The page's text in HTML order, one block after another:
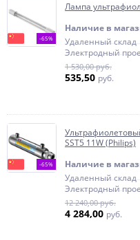
-65%
Лампа
Наличие в
Удаленный склад
Электродный
1 530,00 руб.
535,50 руб.
-65%
SST5 11W (Philips)
Наличие в
Удаленный склад
Электродный
12 240,00 руб.
4 284,00 руб.